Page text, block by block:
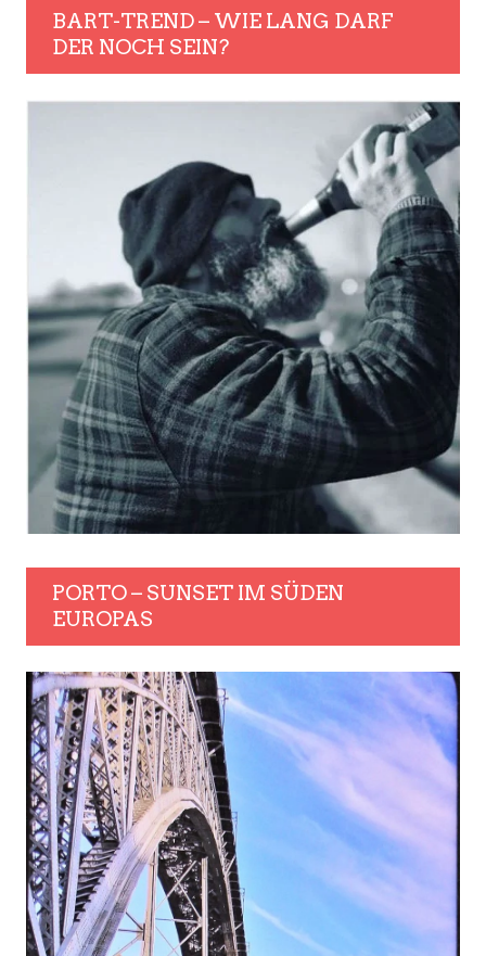
BART-TREND – WIE LANG DARF
DER NOCH SEIN?
PORTO – SUNSET IM SÜDEN
EUROPAS